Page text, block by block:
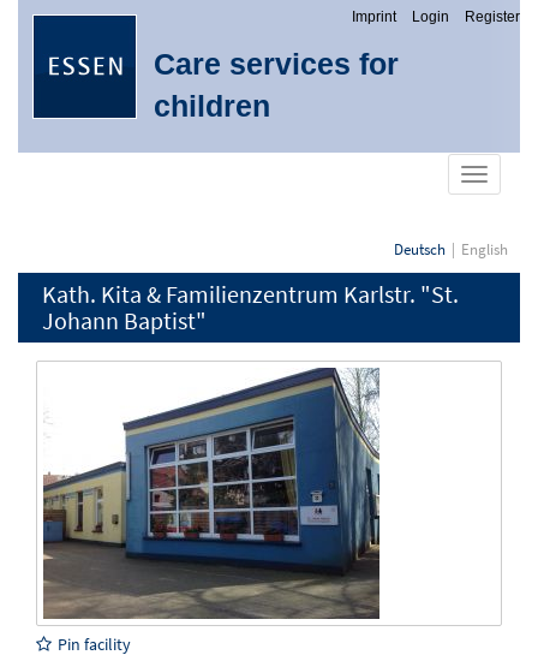
Imprint Login Register
Care services for
children
show
Deutsch English
Kath. Kita & Familienzentrum Karlstr. "St.
Johann Baptist"
Pin facility